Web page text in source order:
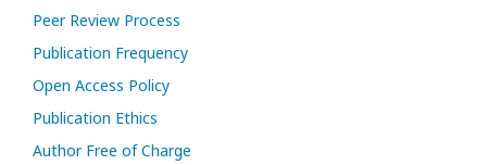
Peer Review Process
Publication Frequency
Open Access Policy
Publication Ethics
Author Free of Charge